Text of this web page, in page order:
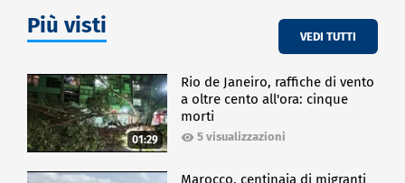
Più visti VEDI TUTTI
01:29
Rio de Janeiro, raffiche di vento
a oltre cento all'ora: cinque
morti
5 visualizzazioni
Marocco, centinaia di migranti